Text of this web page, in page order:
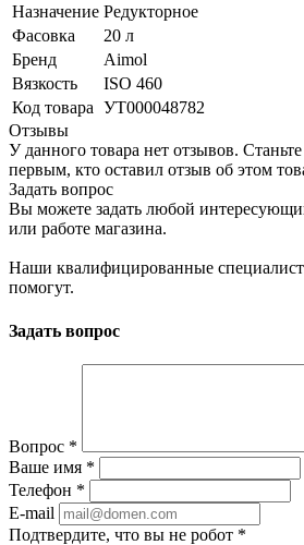
Назначение Редукторное
Фасовка
20 л
Бренд
Aimol
Вязкость
ISO 460
Код товара УТ000048782
Отзывы
У данного товара нет отзывов. Станьте
первым, кто оставил отзыв об этом
Задать вопрос
Вы можете задать любой
или работе магазина.
Наши квалифицированные
помогут.
Задать вопрос
Вопрос *
Ваше имя *
Телефон *
E-mail
Подтвердите, что вы не робот *